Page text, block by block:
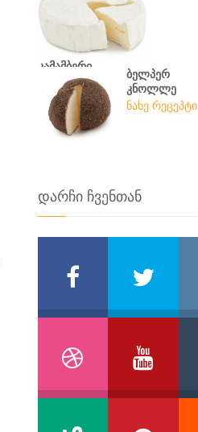
კამამბერი
ნახე რეცეპტი
ბელპერ
კნოლლე
ნახე რეცეპტი
დარჩი ჩვენთან